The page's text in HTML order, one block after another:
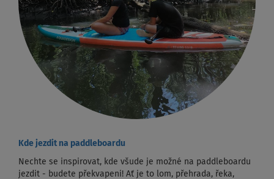
Kde jezdit na paddleboardu
Nechte se inspirovat, kde všude je možné na paddleboardu
jezdit - budete překvapeni! Ať je to lom, přehrada, řeka,